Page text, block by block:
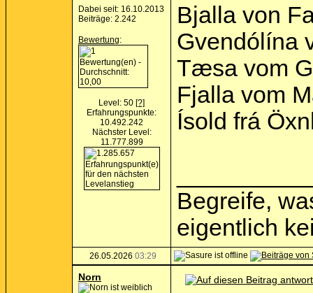
Dabei seit: 16.10.2013
Beiträge: 2.242
Bewertung:
Level: 50 [?]
Erfahrungspunkte:
10.492.242
Nächster Level:
11.777.899
Bjalla von
Gvendólína
Tæsa vom
Fjalla vom
Ísold frá
Begreife,
eigentlich
26.05.2026 03:29
Norn